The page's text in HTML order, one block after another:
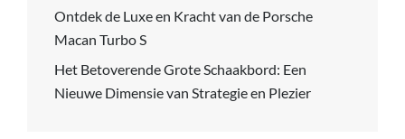
Ontdek de Luxe en Kracht van de Porsche
Macan Turbo S
Het Betoverende Grote Schaakbord: Een
Nieuwe Dimensie van Strategie en Plezier